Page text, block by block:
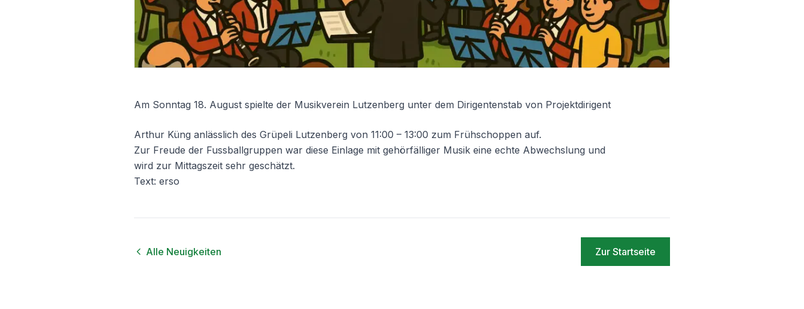
Am Sonntag 18. August spielte der Musikverein Lutzenberg unter dem Dirigentenstab von Projektdirigent
Arthur Küng anlässlich des Grüpeli Lutzenberg von 11:00 – 13:00 zum Frühschoppen auf.
Zur Freude der Fussballgruppen war diese Einlage mit gehörfälliger Musik eine echte Abwechslung und
wird zur Mittagszeit sehr geschätzt.
Text: erso
Alle Neuigkeiten Zur Startseite